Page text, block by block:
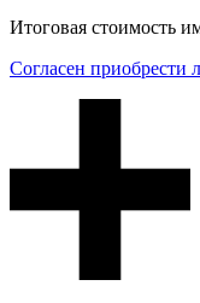
Итоговая стоимость
Согласен приобрести